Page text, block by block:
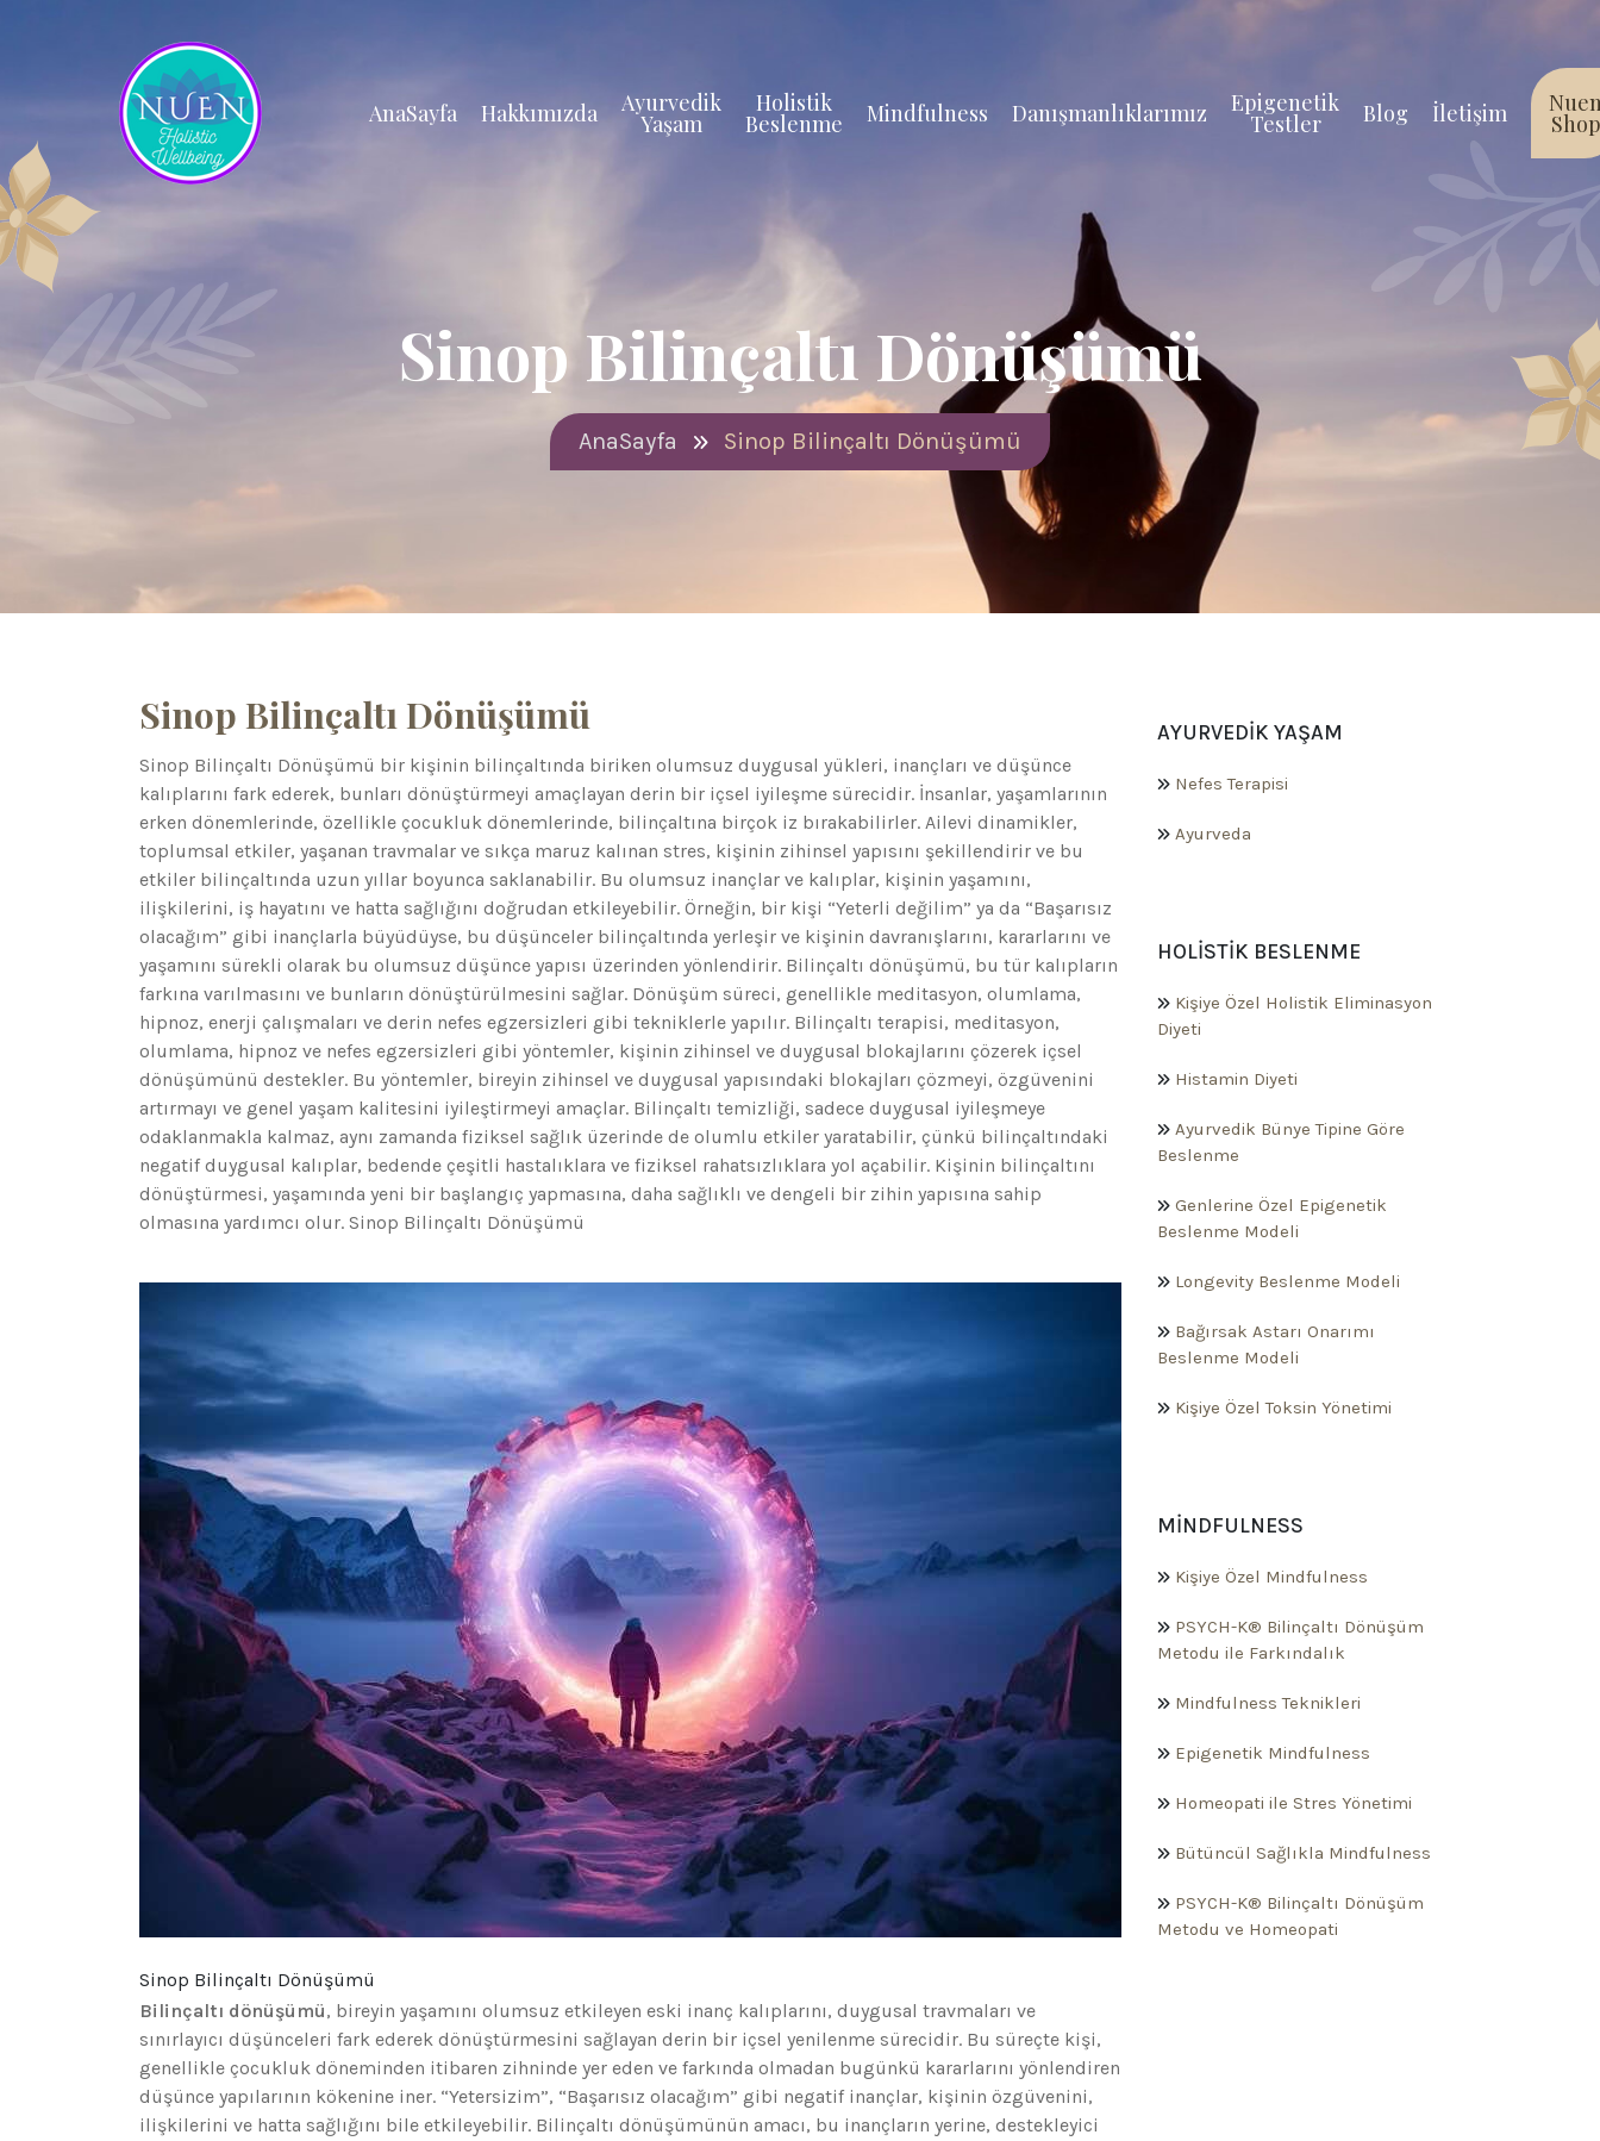
AnaSayfa Hakkımızda Ayurvedik
Yaşam
Holistik
Beslenme Mindfulness Danışmanlıklarımız Epigenetik
Testler Blog İletişim Shop
Sinop Bilinçaltı Dönüşümü
AnaSayfa Sinop Bilinçaltı Dönüşümü
Sinop Bilinçaltı Dönüşümü
Sinop Bilinçaltı Dönüşümü bir kişinin bilinçaltında biriken olumsuz duygusal yükleri, inançları ve düşünce
kalıplarını fark ederek, bunları dönüştürmeyi amaçlayan derin bir içsel iyileşme sürecidir. İnsanlar, yaşamlarının
erken dönemlerinde, özellikle çocukluk dönemlerinde, bilinçaltına birçok iz bırakabilirler. Ailevi dinamikler,
toplumsal etkiler, yaşanan travmalar ve sıkça maruz kalınan stres, kişinin zihinsel yapısını şekillendirir ve bu
etkiler bilinçaltında uzun yıllar boyunca saklanabilir. Bu olumsuz inançlar ve kalıplar, kişinin yaşamını,
ilişkilerini, iş hayatını ve hatta sağlığını doğrudan etkileyebilir. Örneğin, bir kişi “Yeterli değilim” ya da “Başarısız
olacağım” gibi inançlarla büyüdüyse, bu düşünceler bilinçaltında yerleşir ve kişinin davranışlarını, kararlarını ve
yaşamını sürekli olarak bu olumsuz düşünce yapısı üzerinden yönlendirir. Bilinçaltı dönüşümü, bu tür kalıpların
farkına varılmasını ve bunların dönüştürülmesini sağlar. Dönüşüm süreci, genellikle meditasyon, olumlama,
hipnoz, enerji çalışmaları ve derin nefes egzersizleri gibi tekniklerle yapılır. Bilinçaltı terapisi, meditasyon,
olumlama, hipnoz ve nefes egzersizleri gibi yöntemler, kişinin zihinsel ve duygusal blokajlarını çözerek içsel
dönüşümünü destekler. Bu yöntemler, bireyin zihinsel ve duygusal yapısındaki blokajları çözmeyi, özgüvenini
artırmayı ve genel yaşam kalitesini iyileştirmeyi amaçlar. Bilinçaltı temizliği, sadece duygusal iyileşmeye
odaklanmakla kalmaz, aynı zamanda fiziksel sağlık üzerinde de olumlu etkiler yaratabilir, çünkü bilinçaltındaki
negatif duygusal kalıplar, bedende çeşitli hastalıklara ve fiziksel rahatsızlıklara yol açabilir. Kişinin bilinçaltını
dönüştürmesi, yaşamında yeni bir başlangıç yapmasına, daha sağlıklı ve dengeli bir zihin yapısına sahip
olmasına yardımcı olur. Sinop Bilinçaltı Dönüşümü
Sinop Bilinçaltı Dönüşümü
Bilinçaltı dönüşümü, bireyin yaşamını olumsuz etkileyen eski inanç kalıplarını, duygusal travmaları ve
sınırlayıcı düşünceleri fark ederek dönüştürmesini sağlayan derin bir içsel yenilenme sürecidir. Bu süreçte kişi,
genellikle çocukluk döneminden itibaren zihninde yer eden ve farkında olmadan bugünkü kararlarını yönlendiren
düşünce yapılarının kökenine iner. “Yetersizim”, “Başarısız olacağım” gibi negatif inançlar, kişinin özgüvenini,
ilişkilerini ve hatta sağlığını bile etkileyebilir. Bilinçaltı dönüşümünün amacı, bu inançların yerine, destekleyici
AYURVEDIK YAŞAM
Nefes Terapisi
Ayurveda
HOLISTIK BESLENME
Kişiye Özel Holistik Eliminasyon
Diyeti
Histamin Diyeti
Ayurvedik Bünye Tipine Göre
Beslenme
Genlerine Özel Epigenetik
Beslenme Modeli
Longevity Beslenme Modeli
Bağırsak Astarı Onarımı
Beslenme Modeli
Kişiye Özel Toksin Yönetimi
MINDFULNESS
Kişiye Özel Mindfulness
PSYCH-K® Bilinçaltı Dönüşüm
Metodu ile Farkındalık
Mindfulness Teknikleri
Epigenetik Mindfulness
Homeopati ile Stres Yönetimi
Bütüncül Sağlıkla Mindfulness
PSYCH-K® Bilinçaltı Dönüşüm
Metodu ve Homeopati